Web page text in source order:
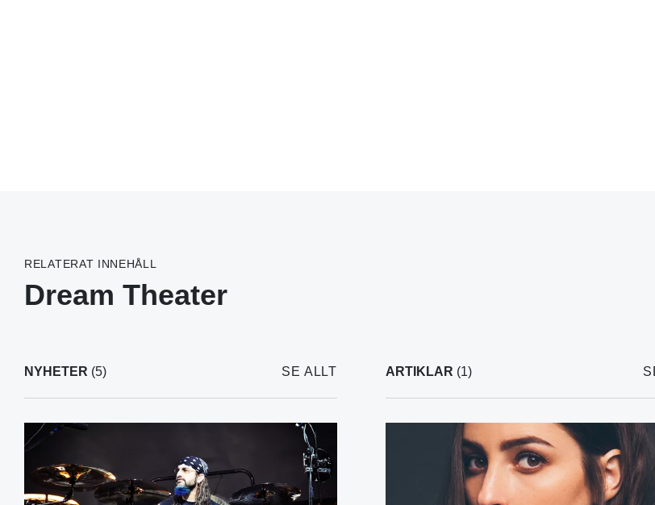
RELATERAT INNEHÅLL
Dream Theater
NYHETER (5) SE ALLT ARTIKLAR (1)